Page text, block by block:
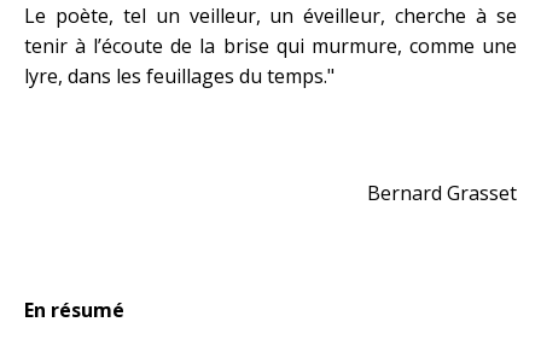
Le poète, tel un veilleur, un éveilleur, cherche à se
tenir à l’écoute de la brise qui murmure, comme une
lyre, dans les feuillages du temps."
Bernard Grasset
En résumé